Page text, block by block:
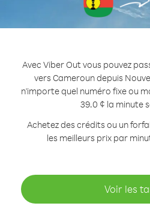
Avec Viber Out vous pouvez
vers Cameroun depuis
n'importe quel numéro fixe ou
39.0 ¢ la minute
Achetez des crédits ou un
les meilleurs prix par
Voir les